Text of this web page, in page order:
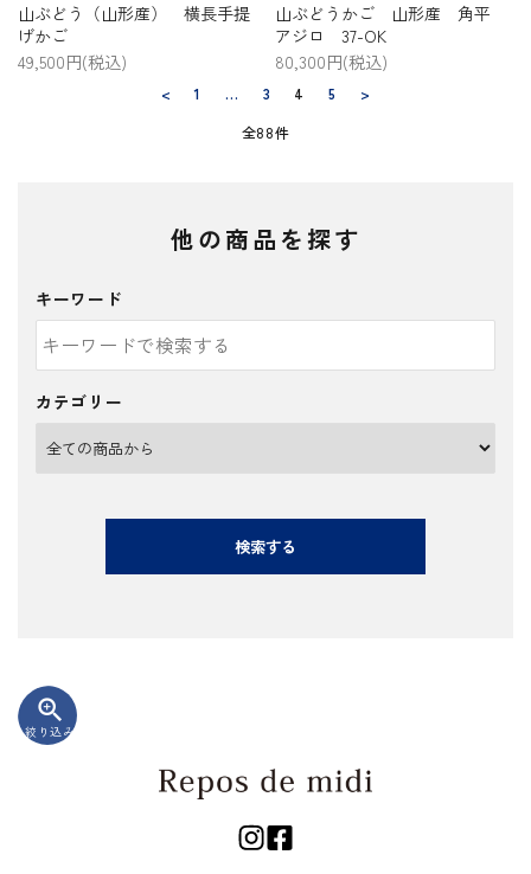
山ぶどう（山形産） 横長手提
げかご
49,500円(税込)
山ぶどうかご 山形産 角平
アジロ 37-OK
80,300円(税込)
< 1 … 3 4 5
>
全88件
他の商品を探す
キーワード
カテゴリー
検索する
zoom_in
絞り込み